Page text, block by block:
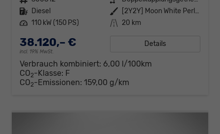
Kraftstoff Diesel Außenfarbe
[2Y2Y] Moon White Perleffekt
Leistung 110 kW (150 PS) Kilometerstand 20 km
38.120,– €
incl. 19% MwSt.
Details
Verbrauch kombiniert: 6,00 l/100km
CO2-Klasse: F
CO2-Emissionen: 159,00 g/km